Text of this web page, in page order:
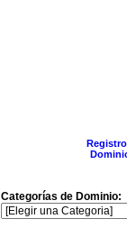
Categorías de Dominio: